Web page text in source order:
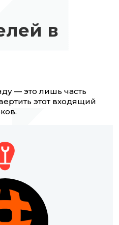
в
— это лишь часть
этот входящий